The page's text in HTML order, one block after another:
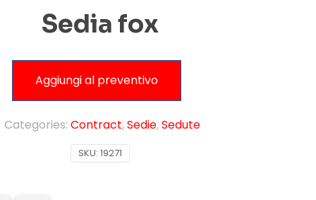
Sedia fox
Aggiungi al preventivo
SKU: 19271
Categories: Contract,Sedie,Sedute